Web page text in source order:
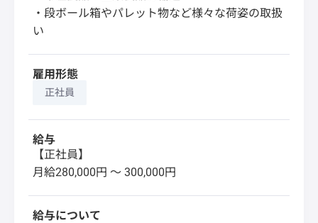
・段ボール箱やパレット物など様々な荷姿の取扱
い
雇用形態
正社員
給与
【正社員】
月給280,000円 〜 300,000円
給与について